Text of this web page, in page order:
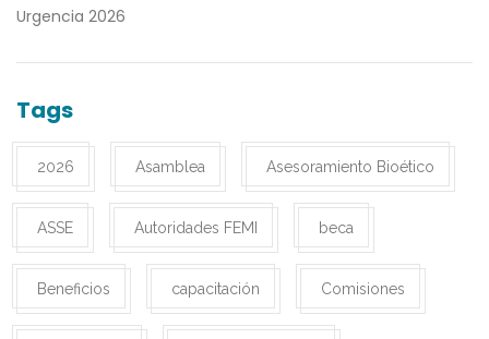
Urgencia 2026
Tags
2026 Asamblea Asesoramiento Bioético
ASSE Autoridades FEMI beca
Beneficios capacitación Comisiones